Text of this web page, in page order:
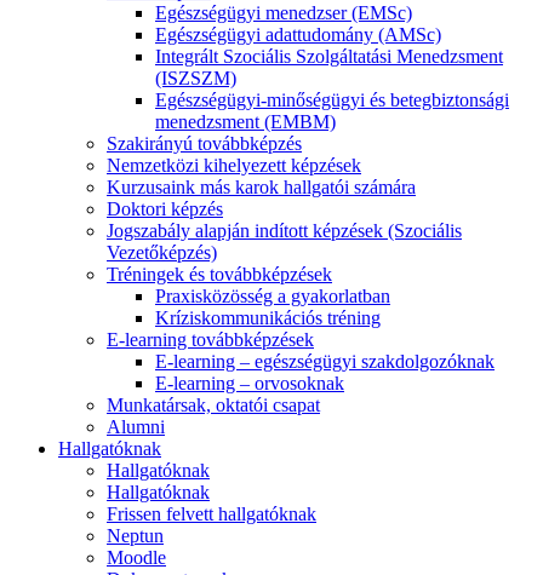
Egészségügyi menedzser (EMSc)
Egészségügyi adattudomány (AMSc)
Integrált Szociális Szolgáltatási Menedzsment
(ISZSZM)
Egészségügyi-minőségügyi és betegbiztonsági
menedzsment (EMBM)
Szakirányú továbbképzés
Nemzetközi kihelyezett képzések
Kurzusaink más karok hallgatói számára
Doktori képzés
Jogszabály alapján indított képzések (Szociális
Vezetőképzés)
Tréningek és továbbképzések
Praxisközösség a gyakorlatban
Kríziskommunikációs tréning
E-learning továbbképzések
E-learning – egészségügyi szakdolgozóknak
E-learning – orvosoknak
Munkatársak, oktatói csapat
Alumni
Hallgatóknak
Hallgatóknak
Hallgatóknak
Frissen felvett hallgatóknak
Neptun
Moodle